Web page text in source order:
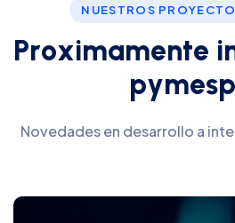
NUESTROS
Proximamente i
pymesp
Novedades en desarrollo a